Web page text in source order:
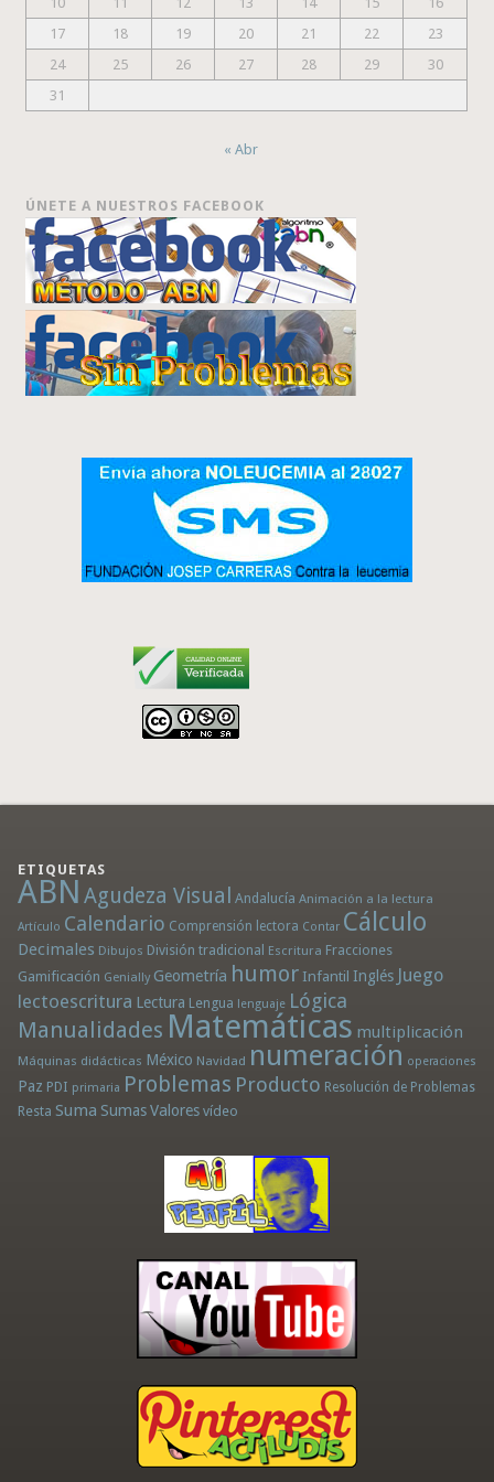
17
18 19 20 21 22
23
24
25 26 27 28 29
30
31
« Abr
ÚNETE A NUESTROS FACEBOOK
ETIQUETAS
ABN Agudeza Visual Andalucía Animación a la lectura
Artículo Calendario Comprensión lectora Contar Cálculo
Decimales Dibujos División tradicional Escritura Fracciones
Gamificación Genially Geometría humor Infantil Inglés Juego
lectoescritura Lectura Lengua lenguaje Lógica
Manualidades Matemáticas multiplicación
Máquinas didácticas México Navidad numeración operaciones
Paz PDI primaria Problemas Producto Resolución de Problemas
Resta Suma Sumas Valores vídeo